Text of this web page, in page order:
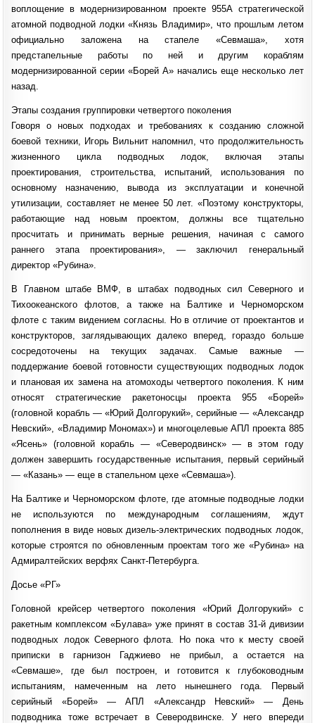
воплощение в модернизированном проекте 955А стратегической
атомной подводной лодки «Князь Владимир», что прошлым летом
официально заложена на стапеле «Севмаша», хотя
предстапельные работы по ней и другим кораблям
модернизированной серии «Борей А» начались еще несколько лет
назад.
Этапы создания группировки четвертого поколения
Говоря о новых подходах и требованиях к созданию сложной
боевой техники, Игорь Вильнит напомнил, что продолжительность
жизненного цикла подводных лодок, включая этапы
проектирования, строительства, испытаний, использования по
основному назначению, вывода из эксплуатации и конечной
утилизации, составляет не менее 50 лет. «Поэтому конструкторы,
работающие над новым проектом, должны все тщательно
просчитать и принимать верные решения, начиная с самого
раннего этапа проектирования», — заключил генеральный
директор «Рубина».
В Главном штабе ВМФ, в штабах подводных сил Северного и
Тихоокеанского флотов, а также на Балтике и Черноморском
флоте с таким видением согласны. Но в отличие от проектантов и
конструкторов, заглядывающих далеко вперед, гораздо больше
сосредоточены на текущих задачах. Самые важные —
поддержание боевой готовности существующих подводных лодок
и плановая их замена на атомоходы четвертого поколения. К ним
относят стратегические ракетоносцы проекта 955 «Борей»
(головной корабль — «Юрий Долгорукий», серийные — «Александр
Невский», «Владимир Мономах») и многоцелевые АПЛ проекта 885
«Ясень» (головной корабль — «Северодвинск» — в этом году
должен завершить государственные испытания, первый серийный
— «Казань» — еще в стапельном цехе «Севмаша»).
На Балтике и Черноморском флоте, где атомные подводные лодки
не используются по международным соглашениям, ждут
пополнения в виде новых дизель-электрических подводных лодок,
которые строятся по обновленным проектам того же «Рубина» на
Адмиралтейских верфях Санкт-Петербурга.
Досье «РГ»
Головной крейсер четвертого поколения «Юрий Долгорукий» с
ракетным комплексом «Булава» уже принят в состав 31-й дивизии
подводных лодок Северного флота. Но пока что к месту своей
приписки в гарнизон Гаджиево не прибыл, а остается на
«Севмаше», где был построен, и готовится к глубоководным
испытаниям, намеченным на лето нынешнего года. Первый
серийный «Борей» — АПЛ «Александр Невский» — День
подводника тоже встречает в Северодвинске. У него впереди